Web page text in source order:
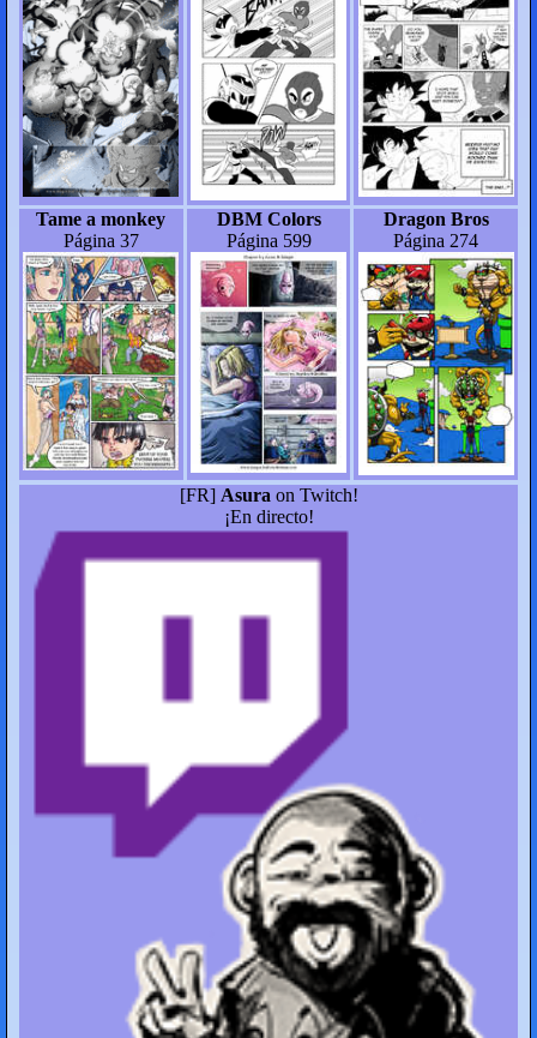
Tame a monkey
Página 37
DBM Colors
Página 599
Dragon Bros
Página 274
[FR] Asura on Twitch!
¡En directo!